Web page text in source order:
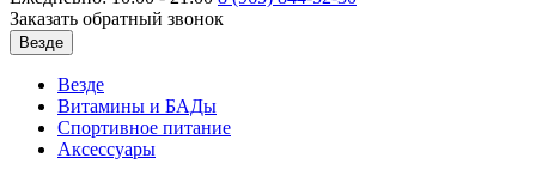
Заказать обратный звонок
Везде
Везде
Витамины и БАДы
Спортивное питание
Аксессуары